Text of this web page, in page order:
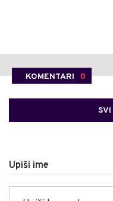
KOMENTARI 0
SVI
Upiši ime